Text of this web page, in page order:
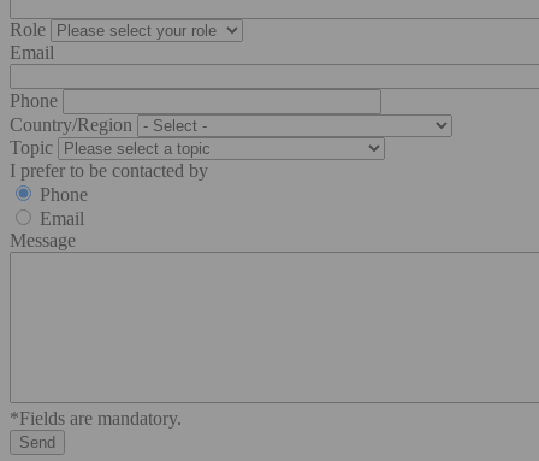
Role
Email
Phone
Country/Region
Topic
I prefer to be contacted by
Phone
Email
Message
*Fields are mandatory.